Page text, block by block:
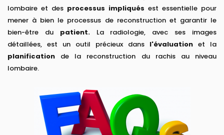
lombaire et des processus impliqués est essentielle pour
mener à bien le processus de reconstruction et garantir le
bien-être du patient.La radiologie, avec ses images
détaillées, est un outil précieux dans l'évaluation et la
planification de la reconstruction du rachis au niveau
lombaire.